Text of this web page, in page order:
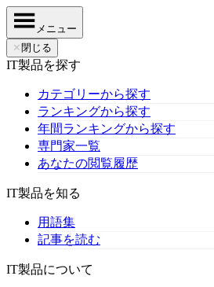
メニュー
✕ 閉じる
IT製品を探す
カテゴリーから探す
ランキングから探す
年間ランキングから探す
専門家一覧
あなたの閲覧履歴
IT製品を知る
用語集
記事を読む
IT製品について